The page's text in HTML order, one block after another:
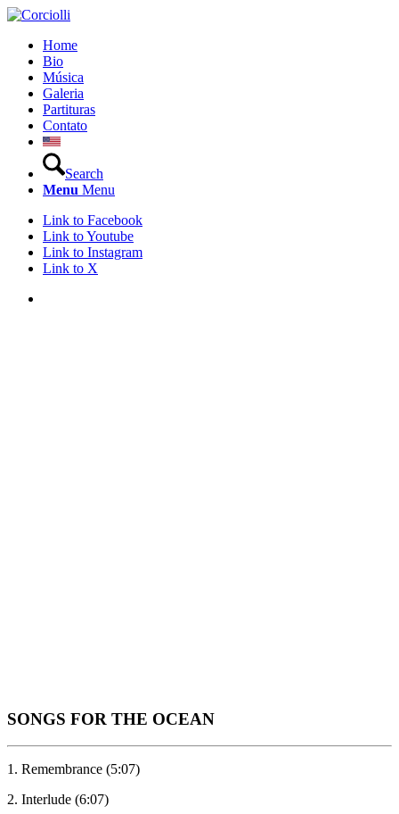
Home
Bio
Música
Galeria
Partituras
Contato
Search
Menu Menu
Link to Facebook
Link to Youtube
Link to Instagram
Link to X
SONGS FOR THE OCEAN
1. Remembrance (5:07)
2. Interlude (6:07)